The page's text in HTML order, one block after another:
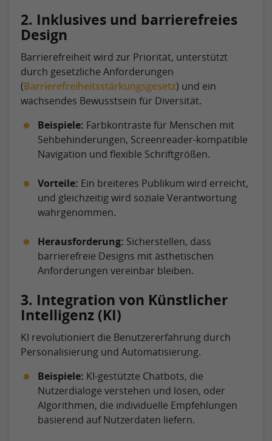
2. Inklusives und barrierefreies
Design
Barrierefreiheit wird zur Priorität, unterstützt
durch gesetzliche Anforderungen
(Barrierefreiheitsstärkungsgesetz) und ein
wachsendes Bewusstsein für Diversität.
Beispiele: Farbkontraste für Menschen mit
Sehbehinderungen, Screenreader-kompatible
Navigation und flexible Schriftgrößen.
Vorteile: Ein breiteres Publikum wird erreicht,
und gleichzeitig wird soziale Verantwortung
wahrgenommen.
Herausforderung: Sicherstellen, dass
barrierefreie Designs mit ästhetischen
Anforderungen vereinbar bleiben.
3. Integration von Künstlicher
Intelligenz (KI)
KI revolutioniert die Benutzererfahrung durch
Personalisierung und Automatisierung.
Beispiele: KI-gestützte Chatbots, die
Nutzerdialoge verstehen und lösen, oder
Algorithmen, die individuelle Empfehlungen
basierend auf Nutzerdaten liefern.